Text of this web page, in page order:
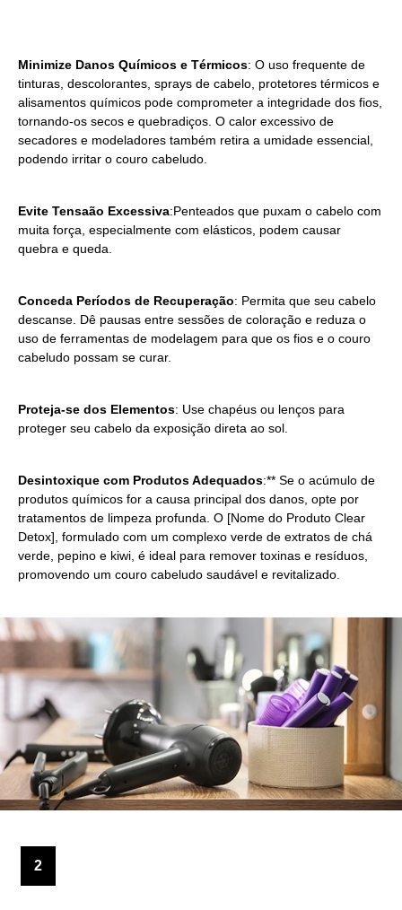
Minimize Danos Químicos e Térmicos: O uso frequente de
tinturas, descolorantes, sprays de cabelo, protetores térmicos e
alisamentos químicos pode comprometer a integridade dos fios,
tornando-os secos e quebradiços. O calor excessivo de
secadores e modeladores também retira a umidade essencial,
podendo irritar o couro cabeludo.
Evite Tensaão Excessiva:Penteados que puxam o cabelo com
muita força, especialmente com elásticos, podem causar
quebra e queda.
Conceda Períodos de Recuperação: Permita que seu cabelo
descanse. Dê pausas entre sessões de coloração e reduza o
uso de ferramentas de modelagem para que os fios e o couro
cabeludo possam se curar.
Proteja-se dos Elementos: Use chapéus ou lenços para
proteger seu cabelo da exposição direta ao sol.
Desintoxique com Produtos Adequados:** Se o acúmulo de
produtos químicos for a causa principal dos danos, opte por
tratamentos de limpeza profunda. O [Nome do Produto Clear
Detox], formulado com um complexo verde de extratos de chá
verde, pepino e kiwi, é ideal para remover toxinas e resíduos,
promovendo um couro cabeludo saudável e revitalizado.
2